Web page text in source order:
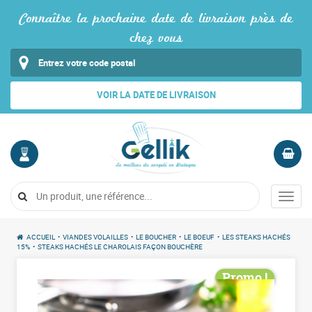
Connaître la prochaine date de livraison près de
chez vous
VOIR LA DATE DE LIVRAISON
COMPTE
Me
Vide
Menu
ACCUEIL • VIANDES VOLAILLES • LE BOUCHER • LE BOEUF • LES STEAKS HACHÉS
15% • STEAKS HACHÉS LE CHAROLAIS FAÇON BOUCHÈRE
Promo !